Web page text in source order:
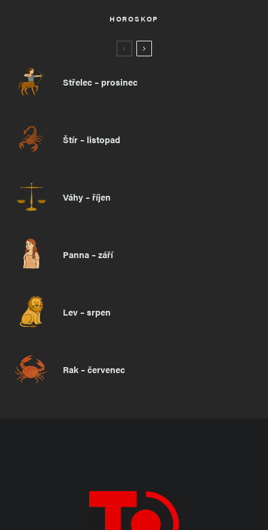
HOROSKOP
Střelec – prosinec
Štír – listopad
Váhy – říjen
Panna – září
Lev – srpen
Rak – červenec